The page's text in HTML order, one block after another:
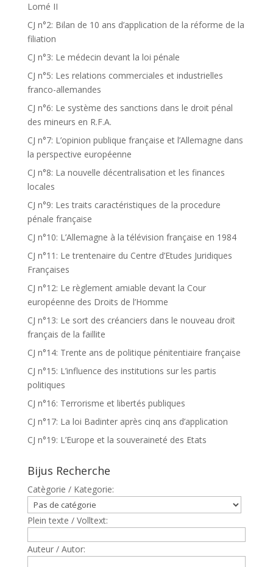
Lomé II
CJ n°2: Bilan de 10 ans d’application de la réforme de la
filiation
CJ n°3: Le médecin devant la loi pénale
CJ n°5: Les relations commerciales et industrielles
franco-allemandes
CJ n°6: Le système des sanctions dans le droit pénal
des mineurs en R.F.A.
CJ n°7: L’opinion publique française et l’Allemagne dans
la perspective européenne
CJ n°8: La nouvelle décentralisation et les finances
locales
CJ n°9: Les traits caractéristiques de la procedure
pénale française
CJ n°10: L’Allemagne à la télévision française en 1984
CJ n°11: Le trentenaire du Centre d’Etudes Juridiques
Françaises
CJ n°12: Le règlement amiable devant la Cour
européenne des Droits de l’Homme
CJ n°13: Le sort des créanciers dans le nouveau droit
français de la faillite
CJ n°14: Trente ans de politique pénitentiaire française
CJ n°15: L’influence des institutions sur les partis
politiques
CJ n°16: Terrorisme et libertés publiques
CJ n°17: La loi Badinter après cinq ans d’application
CJ n°19: L’Europe et la souveraineté des Etats
Bijus Recherche
Catègorie / Kategorie:
Plein texte / Volltext:
Auteur / Autor: